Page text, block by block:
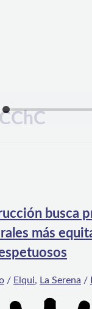
busca
más
/ Elqui, La Serena /